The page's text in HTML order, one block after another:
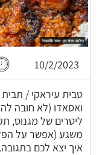
10/2/2023
טבית עיראקי /
ליטרים של מגנוס,
משגע (אפשר על
איך יצא לכם בתגובה.